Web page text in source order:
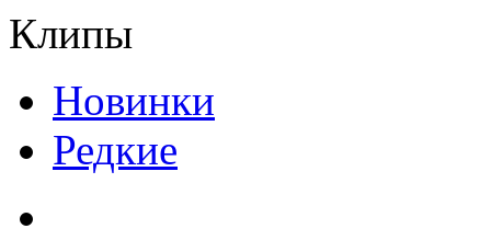
Клипы
Новинки
Редкие